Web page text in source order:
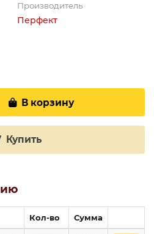
Производитель
Перфект
В корзину
Купить
Кол-во Сумма